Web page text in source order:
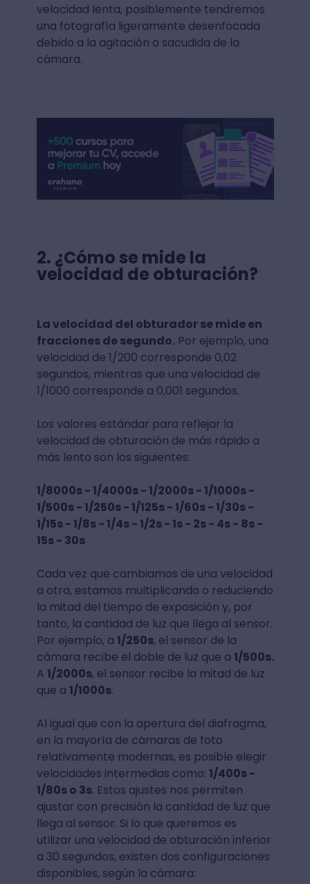
velocidad lenta, posiblemente tendremos
una fotografía ligeramente desenfocada
debido a la agitación o sacudida de la
cámara.
2. ¿Cómo se mide la
velocidad de obturación?
La velocidad del obturador se mide en
fracciones de segundo.Por ejemplo, una
velocidad de 1/200 corresponde 0,02
segundos, mientras que una velocidad de
1/1000 corresponde a 0,001 segundos.
Los valores estándar para reflejar la
velocidad de obturación de más rápido a
más lento son los siguientes:
1/8000s - 1/4000s - 1/2000s - 1/1000s -
1/500s - 1/250s - 1/125s - 1/60s - 1/30s -
1/15s - 1/8s - 1/4s - 1/2s - 1s - 2s - 4s - 8s -
15s - 30s
Cada vez que cambiamos de una velocidad
a otra, estamos multiplicando o reduciendo
la mitad del tiempo de exposición y, por
tanto, la cantidad de luz que llega al sensor.
Por ejemplo, a 1/250s, el sensor de la
cámara recibe el doble de luz que a 1/500s.
A 1/2000s, el sensor recibe la mitad de luz
que a 1/1000s.
Al igual que con la apertura del diafragma,
en la mayoría de cámaras de foto
relativamente modernas, es posible elegir
velocidades intermedias como: 1/400s -
1/80s o 3s. Estos ajustes nos permiten
ajustar con precisión la cantidad de luz que
llega al sensor. Si lo que queremos es
utilizar una velocidad de obturación inferior
a 30 segundos, existen dos configuraciones
disponibles, según la cámara: